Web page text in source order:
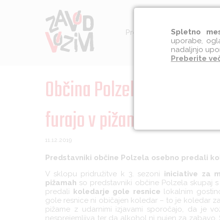
Preventiva Socialna
Občina Polzela se
furajo v pižamah
11.12.2019
Predstavniki občine Polzela osebno predali
V sklopu pridružitve k 3. sezoni iniciative za
pižamah so predstavniki občine Polzela skupaj
predali koledarje gole resnice lokalnim
gole resnice ni običajen koledar – to je koledar
pižame z udarnimi izjavami sporočajo, da je
nesprejemljiva ter da alkohol ni nujen za zabavo.
Spletno
uporabe,
nadaljnjo
Preberite